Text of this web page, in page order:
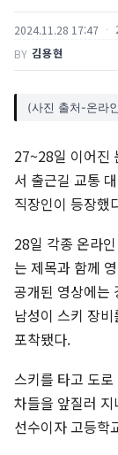
2024.11.28 17:47
BY 김용현
(사진 출처-온라
27~28일 이어진
서 출근길 교통
직장인이 등장했
28일 각종 온라
는 제목과 함께
공개된 영상에는
남성이 스키 장
포착됐다.
스키를 타고 도
차들을 앞질러
선수이자 고등학